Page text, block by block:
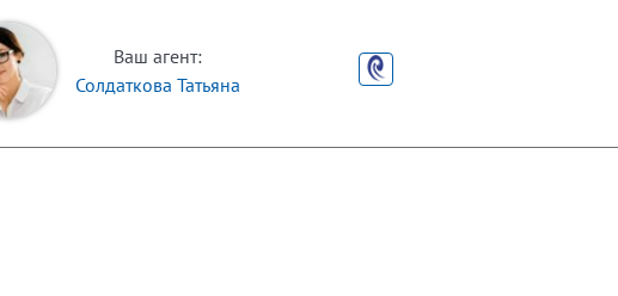
Ваш агент:
Солдаткова Татьяна